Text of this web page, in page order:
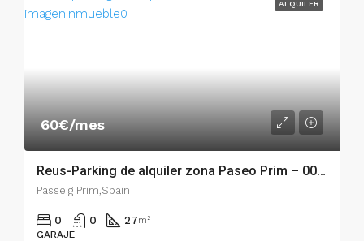
ALQUILER
60€/mes
Reus-Parking de alquiler zona Paseo Prim – 002.06227
Passeig Prim,Spain
0 0 27m²
GARAJE